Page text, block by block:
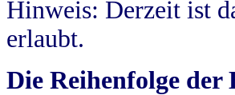
Hinweis: Derzeit ist
erlaubt.
Die Reihenfolge der